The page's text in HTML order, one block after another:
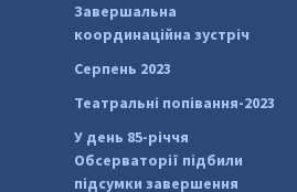
Завершальна
координаційна зустріч
Серпень 2023
Театральні попівання-2023
У день 85-річчя
Обсерваторії підбили
підсумки завершення